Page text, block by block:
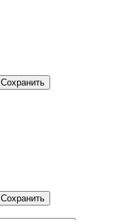
Сохранить
Сохранить